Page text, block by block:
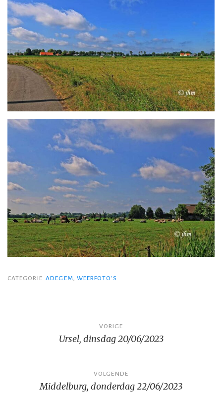
CATEGORIE ADEGEM, WEERFOTO'S
navigatie
VORIGE
Ursel, dinsdag 20/06/2023
VOLGENDE
Middelburg, donderdag 22/06/2023